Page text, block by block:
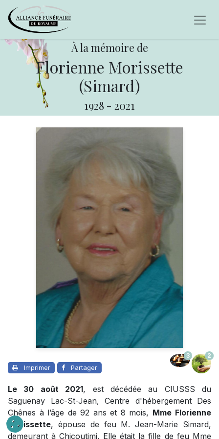
À la mémoire de
Florienne Morissette
(Simard)
1928 - 2021
Imprimer Partager
3 2
Le 30 août 2021, est décédée au CIUSSS du
Saguenay Lac-St-Jean, Centre d'hébergement Des
Chênes à l’âge de 92 ans et 8 mois, Mme Florienne
Morissette, épouse de feu M. Jean-Marie Simard,
demeurant à Chicoutimi. Elle était la fille de feu Mme